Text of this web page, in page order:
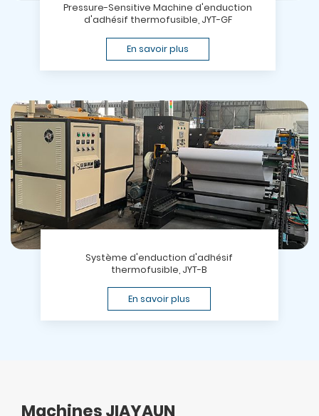
Pressure-Sensitive Machine d'enduction
d'adhésif thermofusible, JYT-GF
En savoir plus
Système d'enduction d'adhésif
thermofusible, JYT-B
En savoir plus
Machines JIAYAUN